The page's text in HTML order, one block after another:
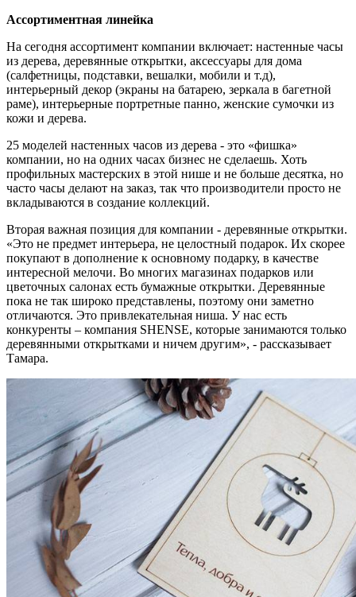
Ассортиментная линейка
На сегодня ассортимент компании включает: настенные часы
из дерева, деревянные открытки, аксессуары для дома
(салфетницы, подставки, вешалки, мобили и т.д),
интерьерный декор (экраны на батарею, зеркала в багетной
раме), интерьерные портретные панно, женские сумочки из
кожи и дерева.
25 моделей настенных часов из дерева - это «фишка»
компании, но на одних часах бизнес не сделаешь. Хоть
профильных мастерских в этой нише и не больше десятка, но
часто часы делают на заказ, так что производители просто не
вкладываются в создание коллекций.
Вторая важная позиция для компании - деревянные открытки.
«Это не предмет интерьера, не целостный подарок. Их скорее
покупают в дополнение к основному подарку, в качестве
интересной мелочи. Во многих магазинах подарков или
цветочных салонах есть бумажные открытки. Деревянные
пока не так широко представлены, поэтому они заметно
отличаются. Это привлекательная ниша. У нас есть
конкуренты – компания SHENSE, которые занимаются только
деревянными открытками и ничем другим», - рассказывает
Тамара.